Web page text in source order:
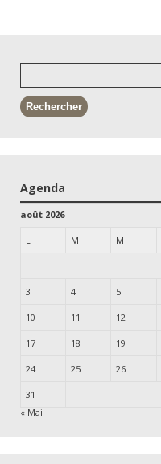
Agenda
août 2026
L M M
3 4 5
10 11 12
17 18 19
24 25 26
31
« Mai